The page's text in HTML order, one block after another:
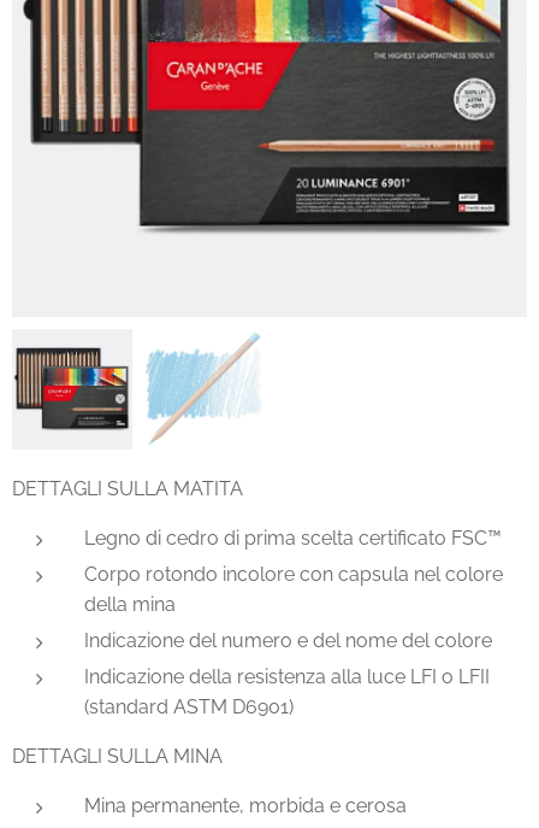
DETTAGLI SULLA MATITA
Legno di cedro di prima scelta certificato FSC™
Corpo rotondo incolore con capsula nel colore
della mina
Indicazione del numero e del nome del colore
Indicazione della resistenza alla luce LFI o LFII
(standard ASTM D6901)
DETTAGLI SULLA MINA
Mina permanente, morbida e cerosa